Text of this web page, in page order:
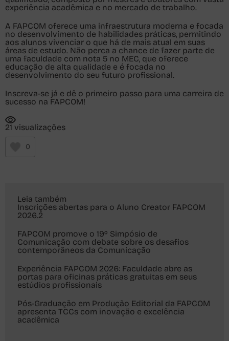
experiência acadêmica e no mercado de trabalho.
A FAPCOM oferece uma infraestrutura moderna e focada
no desenvolvimento de habilidades práticas, permitindo
aos alunos vivenciar o que há de mais atual em suas
áreas de estudo. Não perca a chance de fazer parte de
uma faculdade com nota 5 no MEC, que oferece
educação de alta qualidade e é focada no
desenvolvimento do seu futuro profissional.
Inscreva-se já e dê o primeiro passo para uma carreira de
sucesso na FAPCOM!
21 visualizações
0
Leia também
Inscrições abertas para o Aluno Creator FAPCOM
2026.2
FAPCOM promove o 19º Simpósio de
Comunicação com debate sobre os desafios
contemporâneos da Comunicação
Experiência FAPCOM 2026: Faculdade abre as
portas para oficinas práticas gratuitas em seus
estúdios profissionais
Pós-Graduação em Produção Editorial da FAPCOM
apresenta TCCs com inovação e excelência
acadêmica